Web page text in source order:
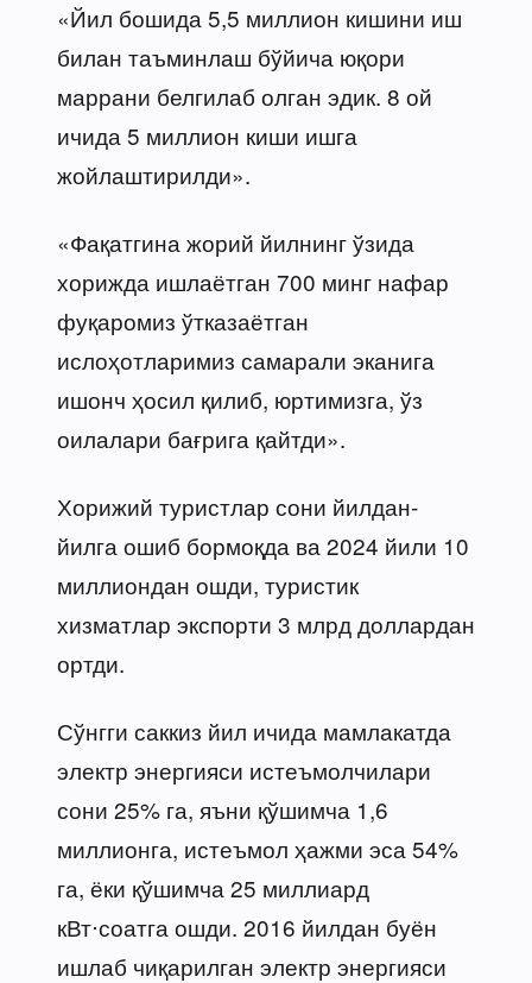
«Йил бошида 5,5 миллион кишини иш
билан таъминлаш бўйича юқори
маррани белгилаб олган эдик. 8 ой
ичида 5 миллион киши ишга
жойлаштирилди».
«Фақатгина жорий йилнинг ўзида
хорижда ишлаётган 700 минг нафар
фуқаромиз ўтказаётган
ислоҳотларимиз самарали эканига
ишонч ҳосил қилиб, юртимизга, ўз
оилалари бағрига қайтди».
Хорижий туристлар сони йилдан-
йилга ошиб бормоқда ва 2024 йили 10
миллиондан ошди, туристик
хизматлар экспорти 3 млрд доллардан
ортди.
Сўнгги саккиз йил ичида мамлакатда
электр энергияси истеъмолчилари
сони 25% га, яъни қўшимча 1,6
миллионга, истеъмол ҳажми эса 54%
га, ёки қўшимча 25 миллиард
кВт⋅соатга ошди. 2016 йилдан буён
ишлаб чиқарилган электр энергияси